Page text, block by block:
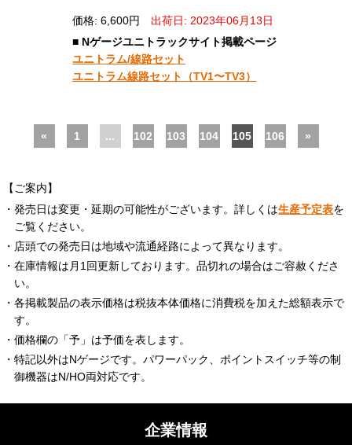
価格: 6,600円
出荷日: 2023年06月13日
■ Nゲージユニトラックサイト掲載ページ
ユニトラム/線路セット
ユニトラム線路セット（TV1〜TV3）
« 1 ... 102 103 104 105 106 »
【ご案内】
・発売日は変更・延期の可能性がございます。詳しくは生産予定表を
ご覧ください。
・店頭での発売日は地域や流通経路によって異なります。
・在庫情報は月1回更新しております。品切れの場合はご容赦くださ
い。
・各掲載製品の表示価格は税抜本体価格に消費税を加えた総額表示で
す。
・価格欄の「予」は予価を表します。
・特記以外はNゲージです。パワーパック、ポイントスイッチ等の制
御機器はN/HO両対応です。
企業情報